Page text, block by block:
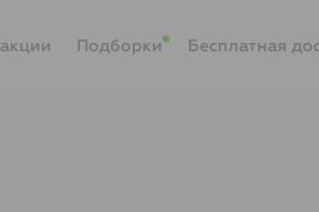
акции Подборки Бесплатная